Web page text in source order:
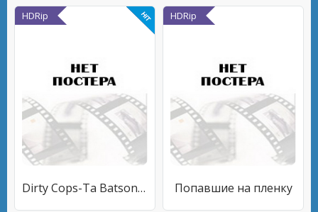
HDRip
Dirty Cops-Ta Batsonia No.3
HDRip
Попавшие на пленку